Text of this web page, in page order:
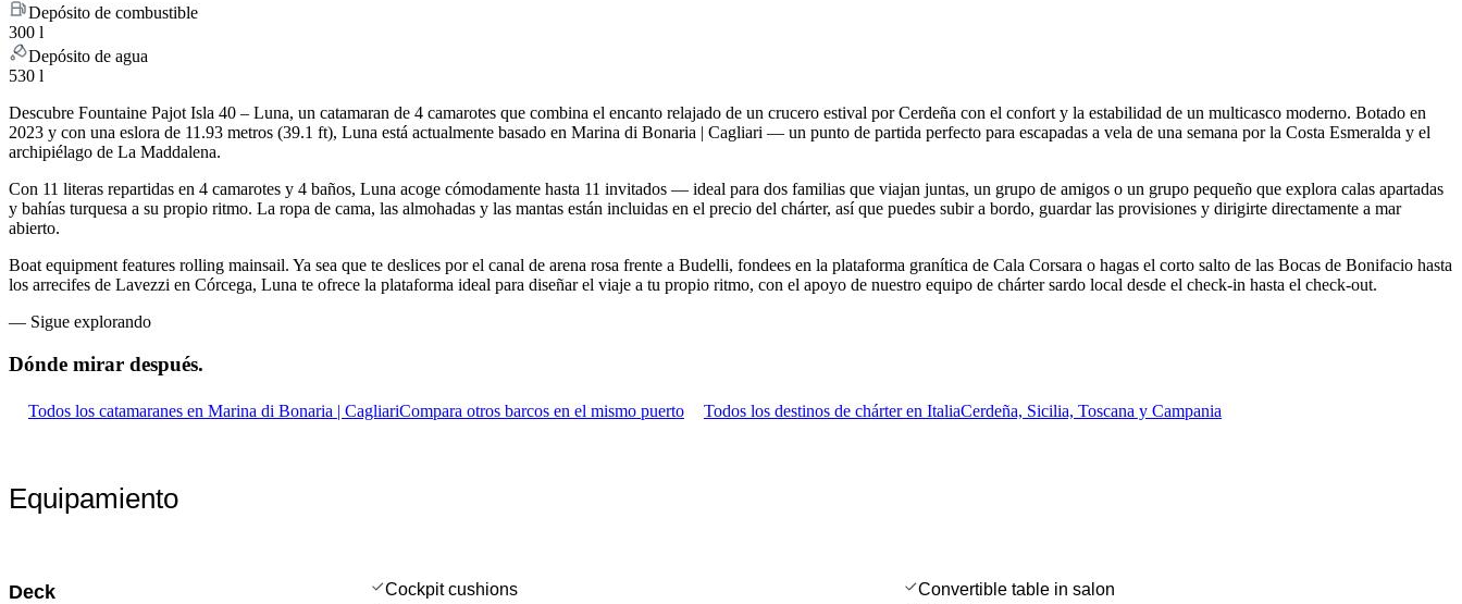
Depósito de combustible
300 l
Depósito de agua
530 l
Descubre Fountaine Pajot Isla 40 – Luna, un catamaran de 4 camarotes que combina el encanto relajado de un crucero estival por Cerdeña con el confort y la estabilidad de un multicasco moderno. Botado en
2023 y con una eslora de 11.93 metros (39.1 ft), Luna está actualmente basado en Marina di Bonaria | Cagliari — un punto de partida perfecto para escapadas a vela de una semana por la Costa Esmeralda y el
archipiélago de La Maddalena.
Con 11 literas repartidas en 4 camarotes y 4 baños, Luna acoge cómodamente hasta 11 invitados — ideal para dos familias que viajan juntas, un grupo de amigos o un grupo pequeño que explora calas apartadas
y bahías turquesa a su propio ritmo. La ropa de cama, las almohadas y las mantas están incluidas en el precio del chárter, así que puedes subir a bordo, guardar las provisiones y dirigirte directamente a mar
abierto.
Boat equipment features rolling mainsail. Ya sea que te deslices por el canal de arena rosa frente a Budelli, fondees en la plataforma granítica de Cala Corsara o hagas el corto salto de las Bocas de Bonifacio hasta
los arrecifes de Lavezzi en Córcega, Luna te ofrece la plataforma ideal para diseñar el viaje a tu propio ritmo, con el apoyo de nuestro equipo de chárter sardo local desde el check-in hasta el check-out.
— Sigue explorando
Dónde mirar después.
Todos los catamaranes en Marina di Bonaria | CagliariCompara otros barcos en el mismo puerto Todos los destinos de chárter en ItaliaCerdeña, Sicilia, Toscana y Campania
Equipamiento
Deck Cockpit cushions
Convertible table in salon